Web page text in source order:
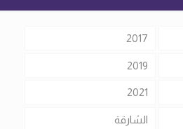
2017
2019
2021
الشارقة